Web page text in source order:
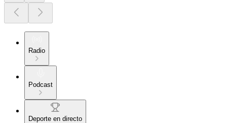
Radio
Podcast
Deporte en directo